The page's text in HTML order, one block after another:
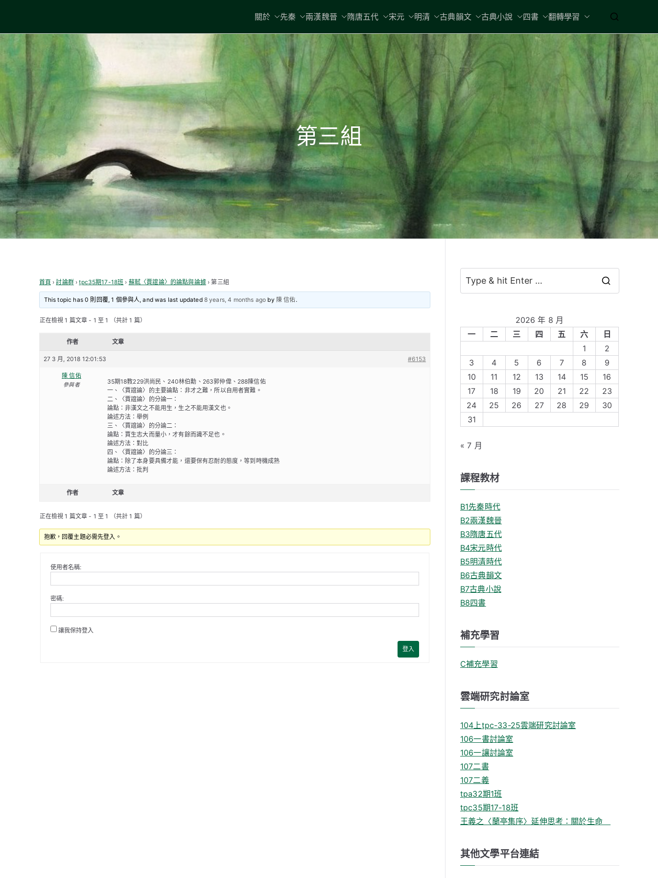
content
中國古典文學
關於 先秦 兩漢魏晉 隋唐五代 宋元 明清 古典韻文 古典小說 四書 翻轉學習
第三組
首頁 › 討論群 › tpc35期17-18班 › 蘇軾〈賈誼論〉的論點與論據 › 第三組
This topic has 0 則回覆, 1 個參與人, and was last updated 8 years, 4 months ago by 陳 信佑.
正在檢視 1 篇文章 - 1 至 1 （共計 1 篇）
作者 文章
27 3 月, 2018 12:01:53 #6153
陳 信佑
參與者
35期18教229洪尚民、240林伯勳、263郭仲偉、288陳信佑
一、〈賈誼論〉的主要論點：非才之難，所以自用者實難。
二、〈賈誼論〉的分論一：
論點：非漢文之不能用生，生之不能用漢文也。
論述方法：舉例
三、〈賈誼論〉的分論二：
論點：賈生志大而量小，才有餘而識不足也。
論述方法：對比
四、〈賈誼論〉的分論三：
論點：除了本身要具備才能，還要保有忍耐的態度，等到時機成熟
論述方法：批判
作者 文章
正在檢視 1 篇文章 - 1 至 1 （共計 1 篇）
抱歉，回覆主題必需先登入。
使用者名稱:
密碼:
讓我保持登入
登入
r
c
h
f
o
r
:
2026 年 8 月
一
二 三 四 五 六
日
1
2
3
4 5 6 7 8
9
10
11 12 13 14 15
16
17
18 19 20 21 22
23
24
25 26 27 28 29
30
31
« 7 月
課程教材
B1先秦時代
B2兩漢魏晉
B3隋唐五代
B4宋元時代
B5明清時代
B6古典韻文
B7古典小說
B8四書
補充學習
C補充學習
雲端研究討論室
104上tpc-33-25雲端研究討論室
106一書討論室
106一讓討論室
107二書
107二義
tpa32期1班
tpc35期17-18班
王義之〈蘭亭集序〉延伸思考：關於生命
其他文學平台連結